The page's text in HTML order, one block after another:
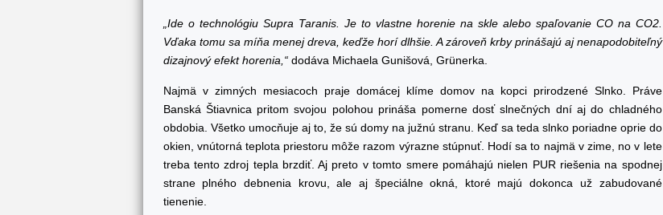
„Ide o technológiu Supra Taranis. Je to vlastne horenie na skle alebo spaľovanie CO na CO2.
Vďaka tomu sa míňa menej dreva, keďže horí dlhšie. A zároveň krby prinášajú aj nenapodobiteľný
dizajnový efekt horenia,“dodáva Michaela Gunišová, Grünerka.
Najmä v zimných mesiacoch praje domácej klíme domov na kopci prirodzené Slnko. Práve
Banská Štiavnica pritom svojou polohou prináša pomerne dosť slnečných dní aj do chladného
obdobia. Všetko umocňuje aj to, že sú domy na južnú stranu. Keď sa teda slnko poriadne oprie do
okien, vnútorná teplota priestoru môže razom výrazne stúpnuť. Hodí sa to najmä v zime, no v lete
treba tento zdroj tepla brzdiť. Aj preto v tomto smere pomáhajú nielen PUR riešenia na spodnej
strane plného debnenia krovu, ale aj špeciálne okná, ktoré majú dokonca už zabudované
tienenie.